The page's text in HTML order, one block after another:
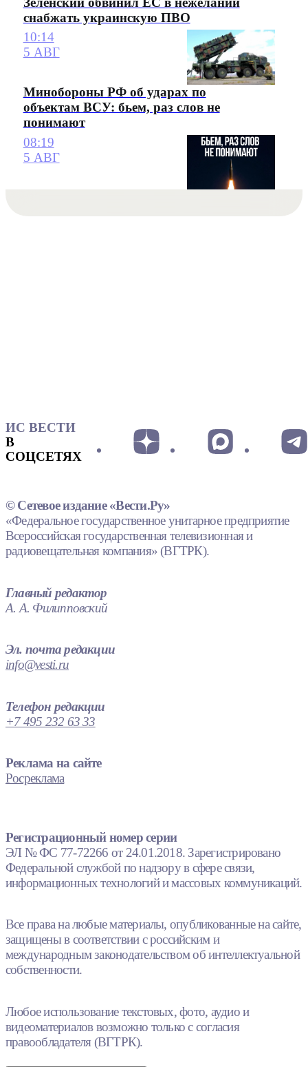
снабжать украинскую ПВО
10:14
5 АВГ
Минобороны РФ об ударах по
объектам ВСУ: бьем, раз слов не
понимают
08:19
5 АВГ
ИС ВЕСТИ
В
СОЦСЕТЯХ
© Сетевое издание «Вести.Ру»
«Федеральное государственное унитарное предприятие
Всероссийская государственная телевизионная и
радиовещательная компания» (ВГТРК).
Главный редактор
А. А. Филипповский
Эл. почта редакции
info@vesti.ru
Телефон редакции
+7 495 232 63 33
Реклама на сайте
Росреклама
Регистрационный номер серии
ЭЛ № ФС 77-72266 от 24.01.2018. Зарегистрировано
Федеральной службой по надзору в сфере связи,
информационных технологий и массовых коммуникаций.
Все права на любые материалы, опубликованные на сайте,
защищены в соответствии с российским и
международным законодательством об интеллектуальной
собственности.
Любое использование текстовых, фото, аудио и
видеоматериалов возможно только с согласия
правообладателя (ВГТРК).